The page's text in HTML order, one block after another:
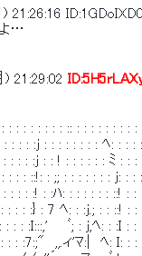
21:26:16
よ…
21:29:02
: : : :: : : : : : : : : :
:j : : : : : : : : ﾍ: : : :
: :j : : ! : : : : : : ﾐ : : :
::!: : ;; : : : : : : : j: : :
: : :! : :ﾊ: : : : : : : ::! : :
: : : :} : 7 ﾍ: : :j.; : : ::! :
　　ﾞ; : j,ﾍ: : :I : : :
　,,.ィ'ﾏ:|　ﾍ: I: : : :